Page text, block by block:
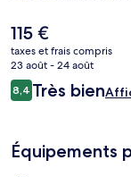
snack-bar/une
marche seulement
Station de tramway
Station de tramway
Le
prix
actuel
est
de
115 €
taxes et frais compris
23 août - 24 août
Avis
voyageurs
8,48,4 sur 10
Très bien
Équipements